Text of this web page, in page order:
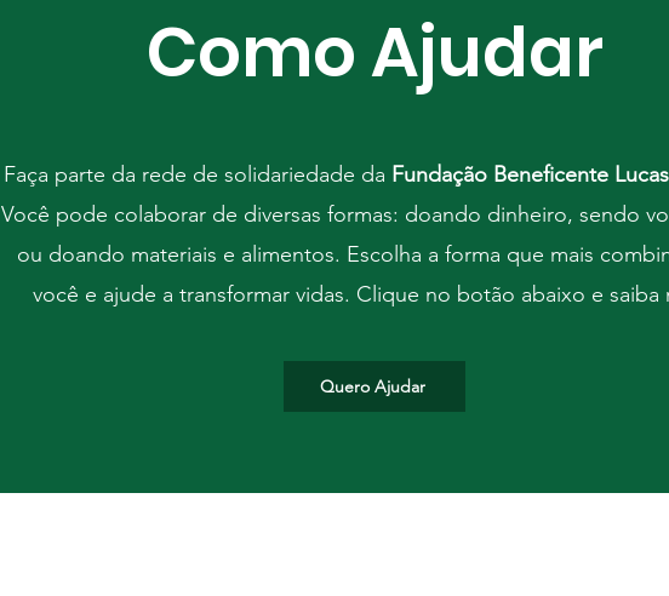
Como Ajudar
Faça parte da rede de solidariedade da Fundação Beneficente
Você pode colaborar de diversas formas: doando dinheiro, sendo
ou doando materiais e alimentos. Escolha a forma que mais
você e ajude a transformar vidas. Clique no botão abaixo e saiba
Quero Ajudar